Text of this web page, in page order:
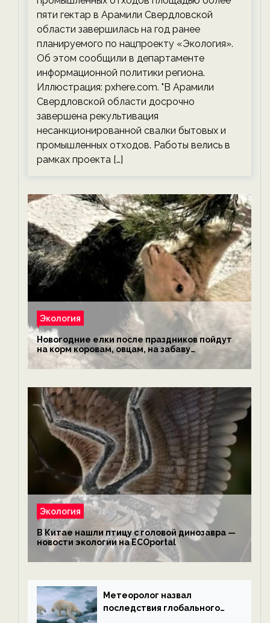
пяти гектар в Арамили Свердловской
области завершилась на год ранее
планируемого по нацпроекту «Экология».
Об этом сообщили в департаменте
информационной политики региона.
Иллюстрация: pxhere.com. "В Арамили
Свердловской области досрочно
завершена рекультивация
несанкционированной свалки бытовых и
промышленных отходов. Работы велись в
рамках проекта […]
Экология
Новогодние елки после праздников пойдут
на корм коровам, овцам, на забаву
обезьянам, львам и леопардам — новости
экологии на ECOportal
Экология
В Китае нашли птицу с головой динозавра —
новости экологии на ECOportal
Метеоролог назвал
последствия глобального